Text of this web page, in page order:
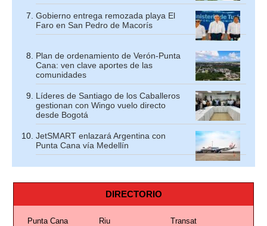
Gobierno entrega remozada playa El
Faro en San Pedro de Macorís
Plan de ordenamiento de Verón-Punta
Cana: ven clave aportes de las
comunidades
Líderes de Santiago de los Caballeros
gestionan con Wingo vuelo directo
desde Bogotá
JetSMART enlazará Argentina con
Punta Cana vía Medellín
DIRECTORIO
Punta Cana Riu
Transat